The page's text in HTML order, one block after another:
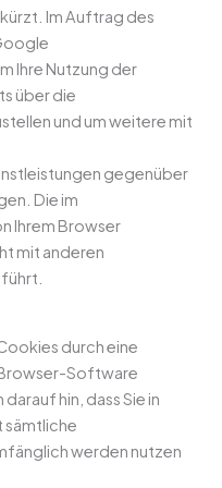
Im Auftrag des
Ihre Nutzung der
über die
und um weitere mit
gegenüber
Die im
Ihrem Browser
mit anderen
durch eine
Software
hin, dass Sie in
sämtliche
werden nutzen